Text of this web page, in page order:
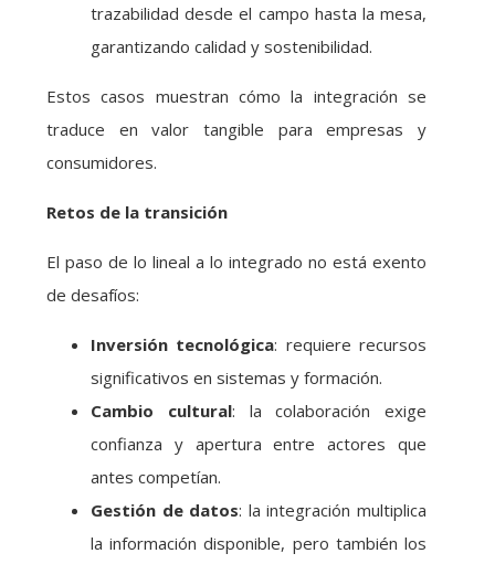
trazabilidad desde el campo hasta la mesa,
garantizando calidad y sostenibilidad.
Estos casos muestran cómo la integración se
traduce en valor tangible para empresas y
consumidores.
Retos de la transición
El paso de lo lineal a lo integrado no está exento
de desafíos:
Inversión tecnológica: requiere recursos
significativos en sistemas y formación.
Cambio cultural: la colaboración exige
confianza y apertura entre actores que
antes competían.
Gestión de datos: la integración multiplica
la información disponible, pero también los